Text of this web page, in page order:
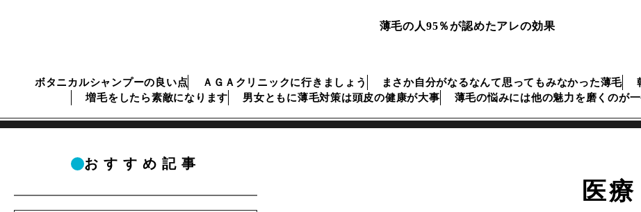
薄毛の人95％が認めたアレの効果
ボタニカルシャンプーの良い点 ＡＧＡクリニックに行きましょう まさか自分がなるなんて思ってもみなかった薄毛
増毛をしたら素敵になります
男女ともに薄毛対策は頭皮の健康が大事 薄毛の悩みには他の魅力を磨くのが
医療
おすすめ記事